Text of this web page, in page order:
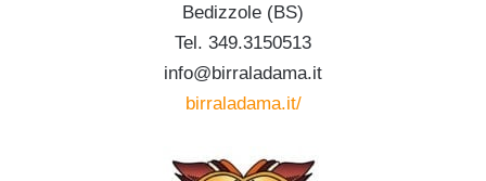
Bedizzole (BS)
Tel. 349.3150513
info@birraladama.it
birraladama.it/